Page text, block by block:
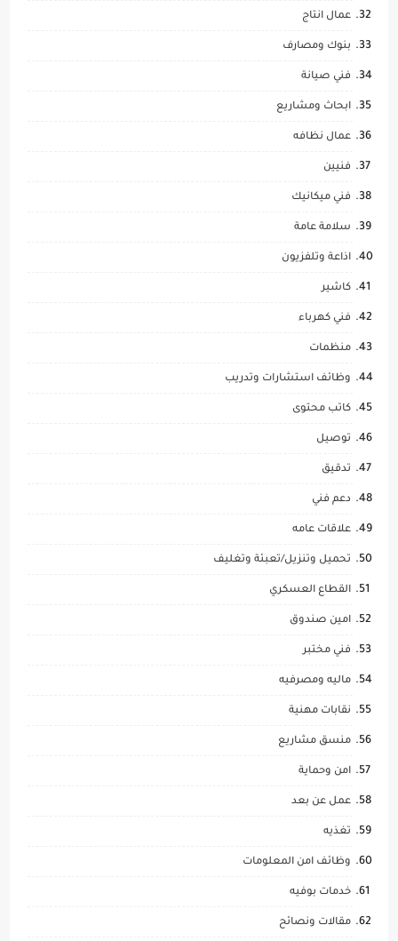
عمال انتاج
بنوك ومصارف
فني صيانة
ابحاث ومشاريع
عمال نظافه
فنيين
فني ميكانيك
سلامة عامة
اذاعة وتلفزيون
كاشير
فني كهرباء
منظمات
وظائف استشارات وتدريب
كاتب محتوى
توصيل
تدقيق
دعم فني
علاقات عامه
تحميل وتنزيل/تعبئة وتغليف
القطاع العسكري
امين صندوق
فني مختبر
ماليه ومصرفيه
نقابات مهنية
منسق مشاريع
امن وحماية
عمل عن بعد
تغذيه
وظائف امن المعلومات
خدمات بوفيه
مقالات ونصائح